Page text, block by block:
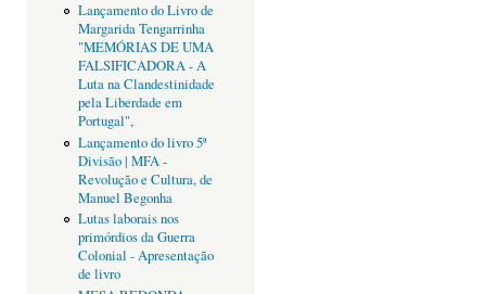
Lançamento do Livro de
Margarida Tengarrinha
"MEMÓRIAS DE UMA
FALSIFICADORA - A
Luta na Clandestinidade
pela Liberdade em
Portugal",
Lançamento do livro 5ª
Divisão | MFA -
Revolução e Cultura, de
Manuel Begonha
Lutas laborais nos
primórdios da Guerra
Colonial - Apresentação
de livro